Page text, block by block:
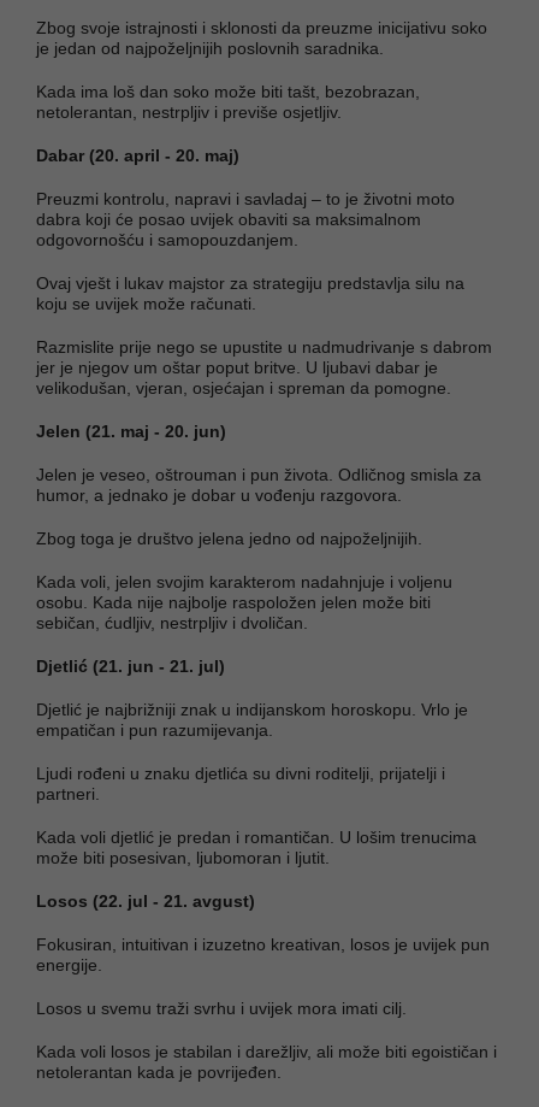
Zbog svoje istrajnosti i sklonosti da preuzme inicijativu soko
je jedan od najpoželjnijih poslovnih saradnika.
Kada ima loš dan soko može biti tašt, bezobrazan,
netolerantan, nestrpljiv i previše osjetljiv.
Dabar (20. april - 20. maj)
Preuzmi kontrolu, napravi i savladaj – to je životni moto
dabra koji će posao uvijek obaviti sa maksimalnom
odgovornošću i samopouzdanjem.
Ovaj vješt i lukav majstor za strategiju predstavlja silu na
koju se uvijek može računati.
Razmislite prije nego se upustite u nadmudrivanje s dabrom
jer je njegov um oštar poput britve. U ljubavi dabar je
velikodušan, vjeran, osjećajan i spreman da pomogne.
Jelen (21. maj - 20. jun)
Jelen je veseo, oštrouman i pun života. Odličnog smisla za
humor, a jednako je dobar u vođenju razgovora.
Zbog toga je društvo jelena jedno od najpoželjnijih.
Kada voli, jelen svojim karakterom nadahnjuje i voljenu
osobu. Kada nije najbolje raspoložen jelen može biti
sebičan, ćudljiv, nestrpljiv i dvoličan.
Djetlić (21. jun - 21. jul)
Djetlić je najbrižniji znak u indijanskom horoskopu. Vrlo je
empatičan i pun razumijevanja.
Ljudi rođeni u znaku djetlića su divni roditelji, prijatelji i
partneri.
Kada voli djetlić je predan i romantičan. U lošim trenucima
može biti posesivan, ljubomoran i ljutit.
Losos (22. jul - 21. avgust)
Fokusiran, intuitivan i izuzetno kreativan, losos je uvijek pun
energije.
Losos u svemu traži svrhu i uvijek mora imati cilj.
Kada voli losos je stabilan i darežljiv, ali može biti egoističan i
netolerantan kada je povrijeđen.